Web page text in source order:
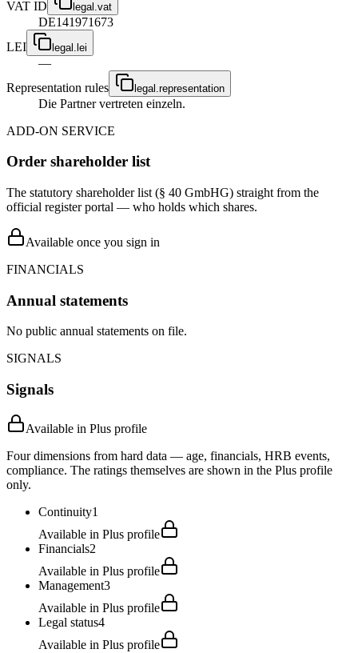
VAT ID legal.vat
DE141971673
LEI
legal.lei
—
Representation rules
legal.representation
Die Partner vertreten einzeln.
ADD-ON SERVICE
Order shareholder list
The statutory shareholder list (§ 40 GmbHG) straight from the
official register portal — who holds which shares.
Available once you sign in
FINANCIALS
Annual statements
No public annual statements on file.
SIGNALS
Signals
Available in Plus profile
Four dimensions from hard data — age, financials, HRB events,
compliance. The ratings themselves are shown in the Plus profile
only.
Continuity1
Available in Plus profile
Financials2
Available in Plus profile
Management3
Available in Plus profile
Legal status4
Available in Plus profile